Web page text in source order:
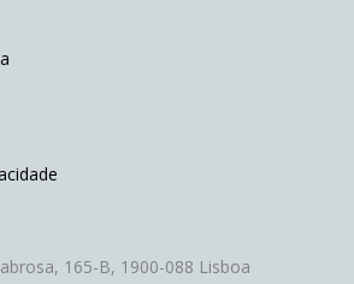
165-B, 1900-088 Lisboa